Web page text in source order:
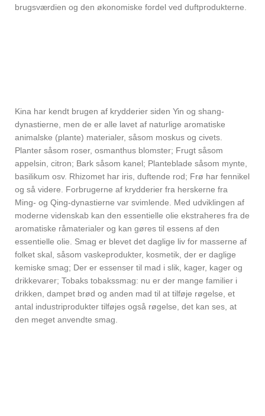
brugsværdien og den økonomiske fordel ved duftprodukterne.
Kina har kendt brugen af ​​krydderier siden Yin og shang-
dynastierne, men de er alle lavet af naturlige aromatiske
animalske (plante) materialer, såsom moskus og civets.
Planter såsom roser, osmanthus blomster; Frugt såsom
appelsin, citron; Bark såsom kanel; Planteblade såsom mynte,
basilikum osv. Rhizomet har iris, duftende rod; Frø har fennikel
og så videre. Forbrugerne af krydderier fra herskerne fra
Ming- og Qing-dynastierne var svimlende. Med udviklingen af ​​
moderne videnskab kan den essentielle olie ekstraheres fra de
aromatiske råmaterialer og kan gøres til essens af den
essentielle olie. Smag er blevet det daglige liv for masserne af
folket skal, såsom vaskeprodukter, kosmetik, der er daglige
kemiske smag; Der er essenser til mad i slik, kager, kager og
drikkevarer; Tobaks tobakssmag: nu er der mange familier i
drikken, dampet brød og anden mad til at tilføje røgelse, et
antal industriprodukter tilføjes også røgelse, det kan ses, at
den meget anvendte smag.